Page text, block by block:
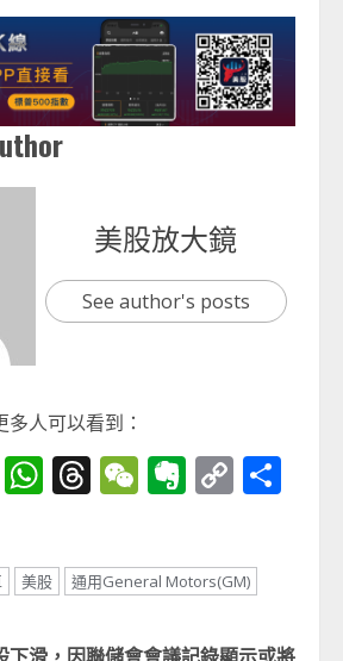
美股放大鏡
See author's posts
人可以看到：
X WhatsApp
Threads
WeChat
Evernote
Copy
美股 通用General Motors(GM)
下滑，因聯儲會會議記錄顯示或將